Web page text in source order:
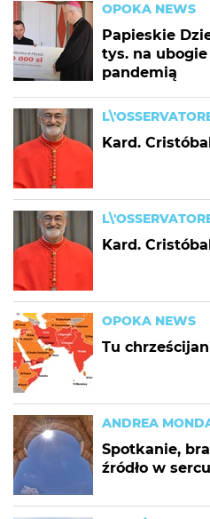
OPOKA NEWS
Papieskie
tys. na
pandemią
Kard.
Kard.
OPOKA NEWS
Tu
ANDREA
Spotkanie,
źródło w